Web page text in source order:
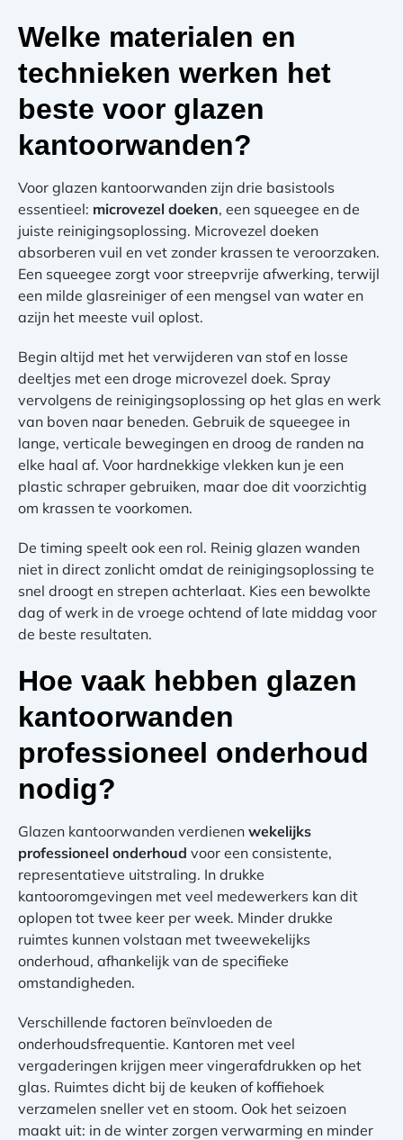
Welke materialen en
technieken werken het
beste voor glazen
kantoorwanden?
Voor glazen kantoorwanden zijn drie basistools
essentieel: microvezel doeken, een squeegee en de
juiste reinigingsoplossing. Microvezel doeken
absorberen vuil en vet zonder krassen te veroorzaken.
Een squeegee zorgt voor streepvrije afwerking, terwijl
een milde glasreiniger of een mengsel van water en
azijn het meeste vuil oplost.
Begin altijd met het verwijderen van stof en losse
deeltjes met een droge microvezel doek. Spray
vervolgens de reinigingsoplossing op het glas en werk
van boven naar beneden. Gebruik de squeegee in
lange, verticale bewegingen en droog de randen na
elke haal af. Voor hardnekkige vlekken kun je een
plastic schraper gebruiken, maar doe dit voorzichtig
om krassen te voorkomen.
De timing speelt ook een rol. Reinig glazen wanden
niet in direct zonlicht omdat de reinigingsoplossing te
snel droogt en strepen achterlaat. Kies een bewolkte
dag of werk in de vroege ochtend of late middag voor
de beste resultaten.
Hoe vaak hebben glazen
kantoorwanden
professioneel onderhoud
nodig?
Glazen kantoorwanden verdienen wekelijks
professioneel onderhoud voor een consistente,
representatieve uitstraling. In drukke
kantooromgevingen met veel medewerkers kan dit
oplopen tot twee keer per week. Minder drukke
ruimtes kunnen volstaan met tweewekelijks
onderhoud, afhankelijk van de specifieke
omstandigheden.
Verschillende factoren beïnvloeden de
onderhoudsfrequentie. Kantoren met veel
vergaderingen krijgen meer vingerafdrukken op het
glas. Ruimtes dicht bij de keuken of koffiehoek
verzamelen sneller vet en stoom. Ook het seizoen
maakt uit: in de winter zorgen verwarming en minder